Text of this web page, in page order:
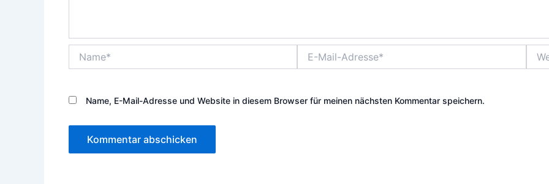
Mail-
Name, E-Mail-Adresse und Website in diesem Browser für meinen nächsten Kommentar speichern.